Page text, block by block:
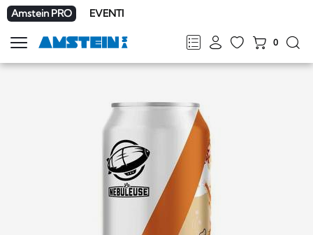
Amstein PRO EVENTI
FRDEENIT
0
Mostra
la